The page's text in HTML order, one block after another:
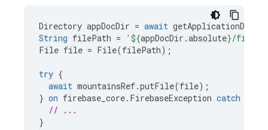
Directory appDocDir = await
String filePath = ' ${appDocDir .absolute}/file-
File file = File(filePath);
try {
await mountainsRef.putFile(file);
} on firebase_core. FirebaseException catch
// ...
}